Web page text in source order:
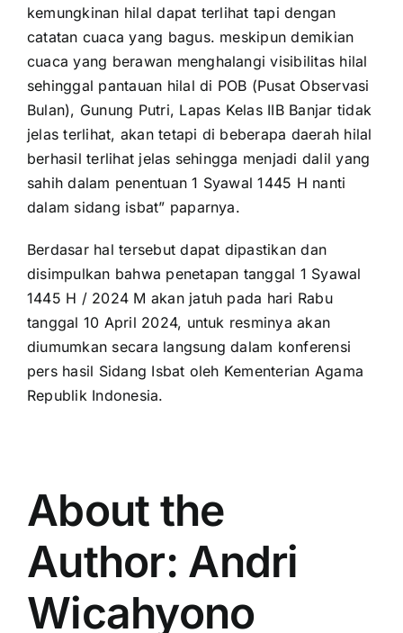
kemungkinan hilal dapat terlihat tapi dengan
catatan cuaca yang bagus. meskipun demikian
cuaca yang berawan menghalangi visibilitas hilal
sehinggal pantauan hilal di POB (Pusat Observasi
Bulan), Gunung Putri, Lapas Kelas IIB Banjar tidak
jelas terlihat, akan tetapi di beberapa daerah hilal
berhasil terlihat jelas sehingga menjadi dalil yang
sahih dalam penentuan 1 Syawal 1445 H nanti
dalam sidang isbat” paparnya.
Berdasar hal tersebut dapat dipastikan dan
disimpulkan bahwa penetapan tanggal 1 Syawal
1445 H / 2024 M akan jatuh pada hari Rabu
tanggal 10 April 2024, untuk resminya akan
diumumkan secara langsung dalam konferensi
pers hasil Sidang Isbat oleh Kementerian Agama
Republik Indonesia.
About the
Author: Andri
Wicahyono